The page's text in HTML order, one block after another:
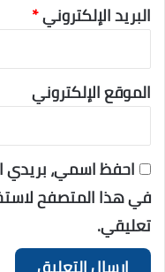
البريد الإلكتروني*
الموقع الإلكتروني
احفظ اسمي، بريدي
في هذا المتصفح
تعليقي.